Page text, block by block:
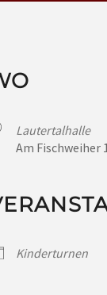
Lautertalhalle
Am Fischweiher
Kinderturnen